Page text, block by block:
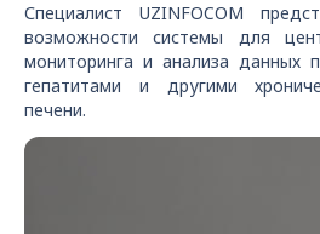
Специалист UZINFOCOM
возможности системы для
мониторинга и анализа данных
гепатитами и другими
печени.